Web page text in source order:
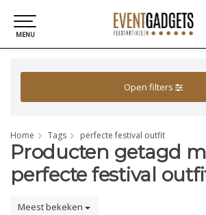
MENU
Open filters
Home Tags perfecte festival outfit
Producten getagd
perfecte festival
Meest bekeken